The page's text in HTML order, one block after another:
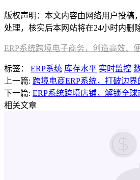
版权声明：本文内容由网络用户投稿
处理，核实后本网站将在24小时内删
ERP系统跨境电子商务，创造高效、
标签： ERP系统 库存水平 实时监控
上一篇: 跨境电商ERP系统，打破边界
下一篇: ERP系统跨境店铺，解锁全球
相关文章